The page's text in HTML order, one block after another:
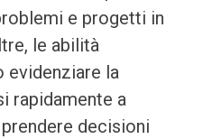
e progetti in
le abilità
evidenziare la
rapidamente a
decisioni